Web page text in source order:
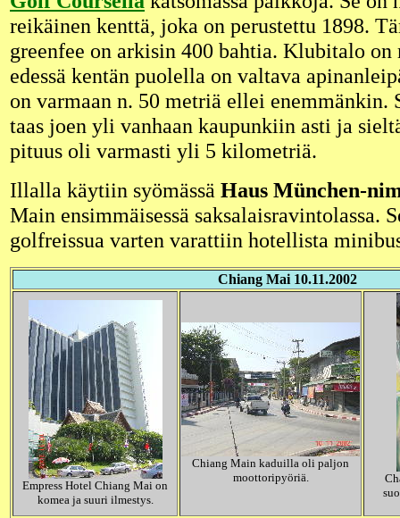
reikäinen kenttä, joka on perustettu 1898.
greenfee on arkisin 400 bahtia. Klubitalo on
edessä kentän puolella on valtava
on varmaan n. 50 metriä ellei
taas joen yli vanhaan kaupunkiin asti ja
pituus oli varmasti yli 5 kilometriä.
Illalla käytiin syömässä Haus München-
Main ensimmäisessä saksalaisravintolassa.
golfreissua varten varattiin hotellista
Chiang Mai 10.11.2002
Empress Hotel Chiang Mai on
komea ja suuri ilmestys.
Chiang Main kaduilla oli paljon
moottoripyöriä.